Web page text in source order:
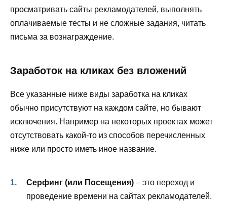
просматривать сайты рекламодателей, выполнять
оплачиваемые тесты и не сложные задания, читать
письма за вознаграждение.
Заработок на кликах без вложений
Все указанные ниже виды заработка на кликах
обычно присутствуют на каждом сайте, но бывают
исключения. Например на некоторых проектах может
отсутствовать какой-то из способов перечисленных
ниже или просто иметь иное название.
Серфинг (или Посещения) – это переход и
проведение времени на сайтах рекламодателей.